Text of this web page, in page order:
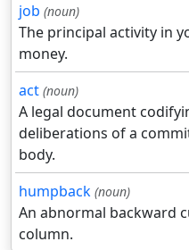
job (noun)
The principal activity in
money.
act (noun)
A legal document
deliberations of a
body.
humpback (noun)
An abnormal backward
column.